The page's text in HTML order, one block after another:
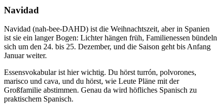
Navidad
Navidad (nah-bee-DAHD) ist die Weihnachtszeit, aber in Spanien
ist sie ein langer Bogen: Lichter hängen früh, Familienessen bündeln
sich um den 24. bis 25. Dezember, und die Saison geht bis Anfang
Januar weiter.
Essensvokabular ist hier wichtig. Du hörst turrón, polvorones,
marisco und cava, und du hörst, wie Leute Pläne mit der
Großfamilie abstimmen. Genau da wird höfliches Spanisch zu
praktischem Spanisch.